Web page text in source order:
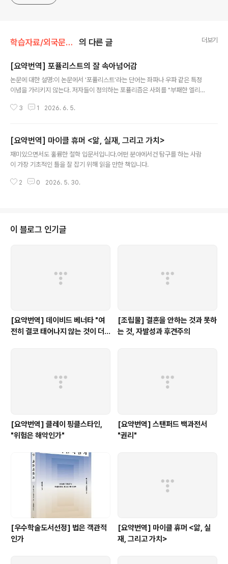
학습자료/외국문헌소개 의 다른 글 더보기
[요약번역] 포퓰리스트의 잘 속아넘어감
논문에 대한 설명:이 논문에서 '포퓰리스트'라는 단어는 좌파나 우파 같은 특정
이념을 가리키지 않는다. 저자들이 정의하는 포퓰리즘은 사회를 "부패한 엘리
의 세계관이다. 그런 의미에서 포퓰리즘은 보수주의나 자유주의, 사회주의처럼
의 본질은 특정 정책이 아니라 반엘리트주의와 인민 중심주의에 있다. 저자들은
이런 포퓰리스트 태도가 근거가 불충분한 주장을 믿는 경향과 어떤 관계에 있는
지를 파고든다.논문의 핵심 주장은 이것이다. 포퓰리스트들은 단순히 음모론을
3 1 2026. 6. 5.
[요약번역] 마이클 휴머 <앎, 실재, 그리고 가치>
재미있으면서도 훌륭한 철학 입문서입니다.어떤 분야에서건 탐구를 하는 사람
이 가장 기초적인 틀을 잘 잡기 위해 읽을 만한 책입니다.
2 0 2026. 5. 30.
이 블로그 인기글
[요약번역] 데이비드 베너타 "여
전히 결코 태어나지 않는 것이 더
[조립물] 결혼을 안하는 것과 못하
는 것, 자발성과 후견주의
[요약번역] 클레이 핑클스타인,
"위험은 해악인가"
[요약번역] 스탠퍼드 백과전서
"권리"
[우수학술도서선정] 법은 객관적
인가
[요약번역] 마이클 휴머 <앎, 실
재, 그리고 가치>